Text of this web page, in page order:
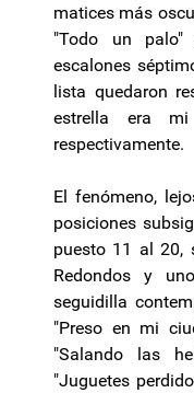
matices más
"Todo un palo"
escalones
lista quedaron
estrella era
respectivamente.
El fenómeno,
posiciones
puesto 11 al 20,
Redondos y
seguidilla
"Preso en mi
"Salando las
"Juguetes